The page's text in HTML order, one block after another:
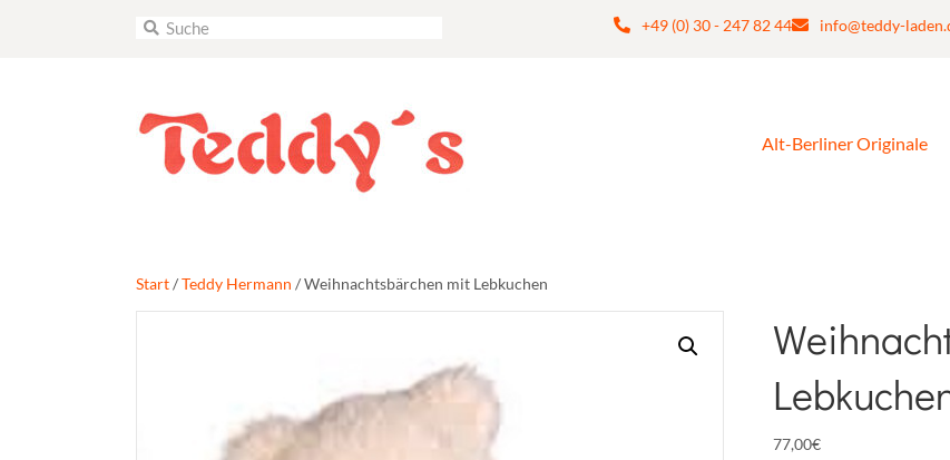
+49 (0) 30 - 247 82 44 info@teddy-
Alt-Berliner Originale
Start/Teddy Hermann / Weihnachtsbärchen mit Lebkuchen
77,00€